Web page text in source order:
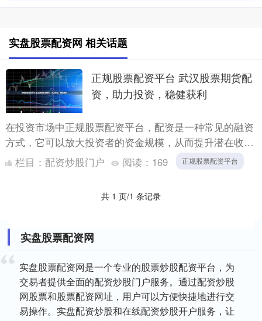
实盘股票配资网 相关话题
正规股票配资平台 武汉股票期货配
资，助力投资，稳健获利
在投资市场中正规股票配资平台，配资是一种常见的融资
方式，它可以放大投资者的资金规模，从而提升潜在收
益。武汉股票期货配资作为一种专业的配资服务，为投资
者提供了便捷....
栏目： 配资炒股门户 阅读： 169 正规股票配资平台
共 1 页/1 条记录
实盘股票配资网
实盘股票配资网是一个专业的股票炒股配资平台，为
交易者提供全面的配资炒股门户服务。通过配资炒股
网股票和股票配资网址，用户可以方便快捷地进行交
易操作。实盘配资炒股和在线配资炒股开户服务，让